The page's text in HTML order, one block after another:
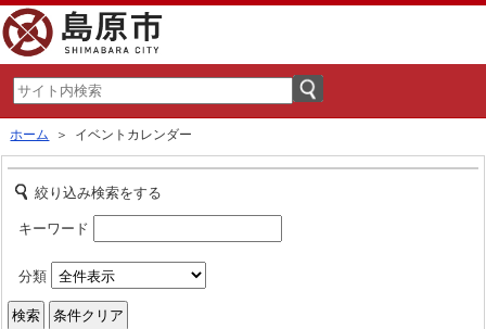
ホーム ＞ イベントカレンダー
絞り込み検索をする
キーワード
分類